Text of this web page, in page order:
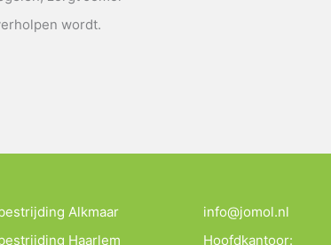
wordt.
Alkmaar
Haarlem
info@jomol.nl
Hoofdkantoor: